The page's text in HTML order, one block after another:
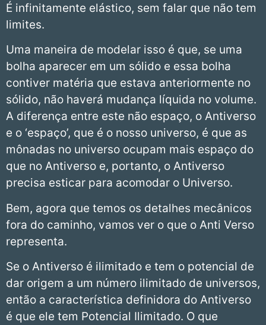
É infinitamente elástico, sem falar que não tem
limites.
Uma maneira de modelar isso é que, se uma
bolha aparecer em um sólido e essa bolha
contiver matéria que estava anteriormente no
sólido, não haverá mudança líquida no volume.
A diferença entre este não espaço, o Antiverso
e o ‘espaço’, que é o nosso universo, é que as
mônadas no universo ocupam mais espaço do
que no Antiverso e, portanto, o Antiverso
precisa esticar para acomodar o Universo.
Bem, agora que temos os detalhes mecânicos
fora do caminho, vamos ver o que o Anti Verso
representa.
Se o Antiverso é ilimitado e tem o potencial de
dar origem a um número ilimitado de universos,
então a característica definidora do Antiverso
é que ele tem Potencial Ilimitado. O que